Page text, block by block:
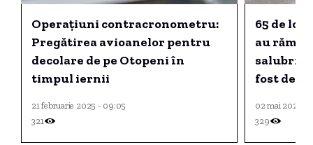
Operațiuni contracronometru:
Pregătirea avioanelor pentru
decolare de pe Otopeni în
timpul iernii
21 februarie 2025 - 09:05
321
65 de
au
fost
02 mai 2026 -
329